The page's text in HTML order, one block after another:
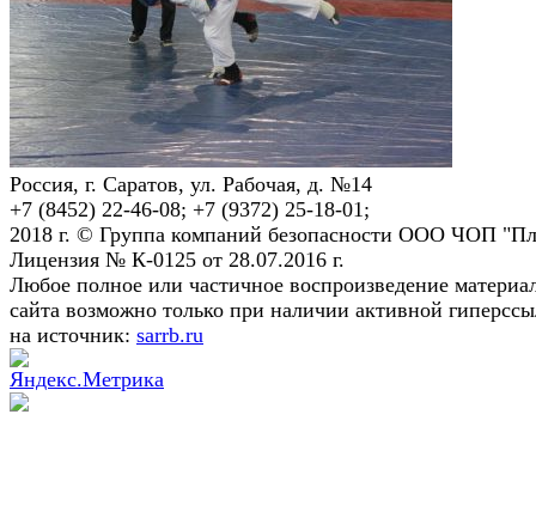
Россия, г. Саратов, ул. Рабочая, д. №14
+7 (8452) 22-46-08; +7 (9372) 25-18-01;
2018 г. © Группа компаний безопасности ООО ЧОП
Лицензия № К-0125 от 28.07.2016 г.
Любое полное или частичное воспроизведение
сайта возможно только при наличии активной
на источник: sarrb.ru